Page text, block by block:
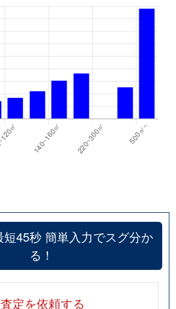
短45秒 簡単入力でスグ分か
る！
査定を依頼する